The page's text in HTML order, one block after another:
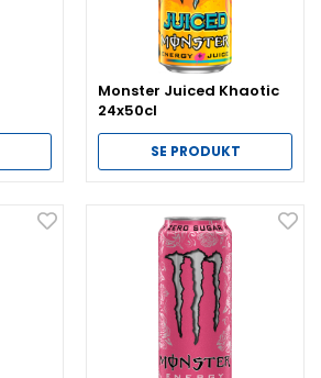
Monster Juiced Khaotic
24x50cl
SE PRODUKT